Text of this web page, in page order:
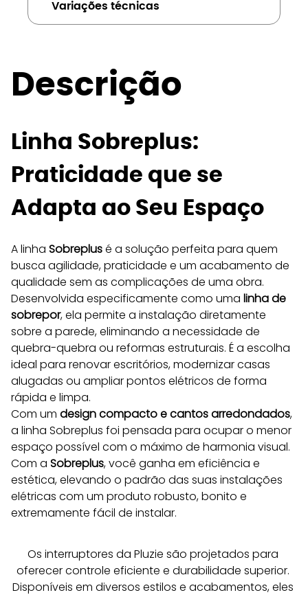
Variações técnicas
Descrição
Linha Sobreplus:
Praticidade que se
Adapta ao Seu Espaço
A linha Sobreplus é a solução perfeita para quem
busca agilidade, praticidade e um acabamento de
qualidade sem as complicações de uma obra.
Desenvolvida especificamente como uma linha de
sobrepor, ela permite a instalação diretamente
sobre a parede, eliminando a necessidade de
quebra-quebra ou reformas estruturais. É a escolha
ideal para renovar escritórios, modernizar casas
alugadas ou ampliar pontos elétricos de forma
rápida e limpa.
Com um design compacto e cantos arredondados,
a linha Sobreplus foi pensada para ocupar o menor
espaço possível com o máximo de harmonia visual.
Com a Sobreplus, você ganha em eficiência e
estética, elevando o padrão das suas instalações
elétricas com um produto robusto, bonito e
extremamente fácil de instalar.
Os interruptores da Pluzie são projetados para
oferecer controle eficiente e durabilidade superior.
Disponíveis em diversos estilos e acabamentos, eles